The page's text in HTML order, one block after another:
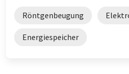
Röntgenbeugung
Energiespeicher